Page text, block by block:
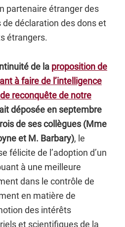
partenaire étranger des
déclaration des dons et
étrangers.
de la proposition de
à faire de l’intelligence
reconquête de notre
déposée en septembre
de ses collègues (Mme
et M. Barbary), le
félicite de l’adoption d’un
à une meilleure
dans le contrôle de
en matière de
des intérêts
et scientifiques de la